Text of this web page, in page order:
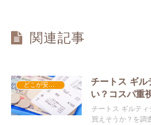
関連記事
どこが安い？-お菓子・スイーツ・アイス
チートス ギル
い？コスパ重
チートス ギルティ
買えそうか？を調